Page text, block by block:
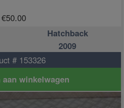
€50.00
Hatchback
2009
# 153326
aan winkelwagen